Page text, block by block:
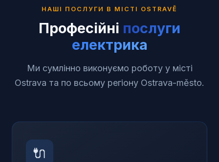
НАШІ ПОСЛУГИ В МІСТІ OSTRAVĚ
Професійні послуги
електрика
Ми сумлінно виконуємо роботу у місті
Ostrava та по всьому регіону Ostrava-město.
🔌